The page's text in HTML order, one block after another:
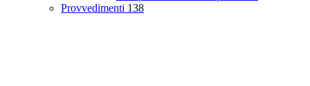
Provvedimenti 138